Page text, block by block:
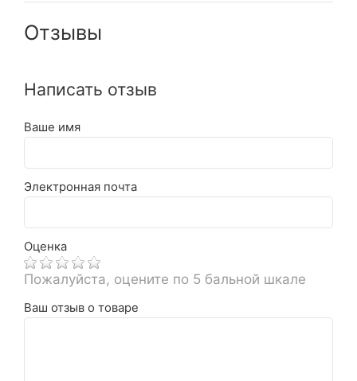
Отзывы
Написать отзыв
Ваше имя
Электронная почта
Оценка
Пожалуйста, оцените по 5 бальной шкале
Ваш отзыв о товаре